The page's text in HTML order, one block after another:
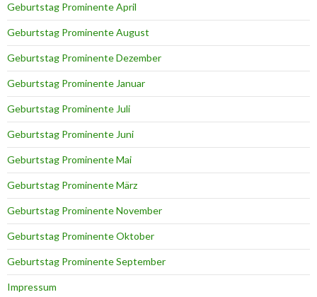
Geburtstag Prominente April
Geburtstag Prominente August
Geburtstag Prominente Dezember
Geburtstag Prominente Januar
Geburtstag Prominente Juli
Geburtstag Prominente Juni
Geburtstag Prominente Mai
Geburtstag Prominente März
Geburtstag Prominente November
Geburtstag Prominente Oktober
Geburtstag Prominente September
Impressum